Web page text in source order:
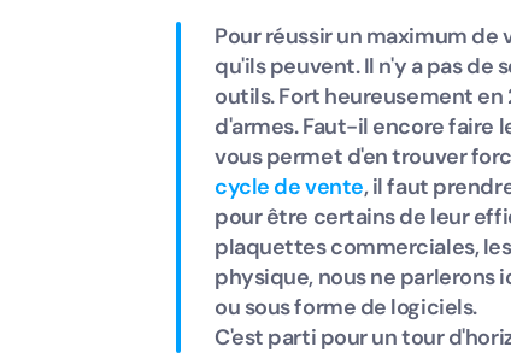
Pour réussir un maximum
qu'ils peuvent. Il n'y a pas
outils. Fort heureusement en
d'armes. Faut-il encore faire
vous permet d'en trouver
cycle de vente, il faut
pour être certains de leur
plaquettes commerciales,
physique, nous ne parlerons
ou sous forme de logiciels.
C'est parti pour un tour